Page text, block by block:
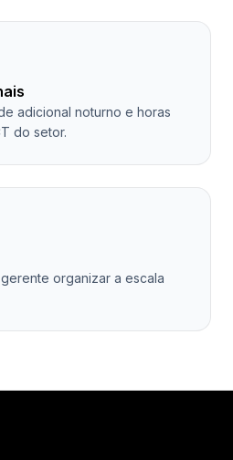
adicional noturno e horas
do setor.
organizar a escala